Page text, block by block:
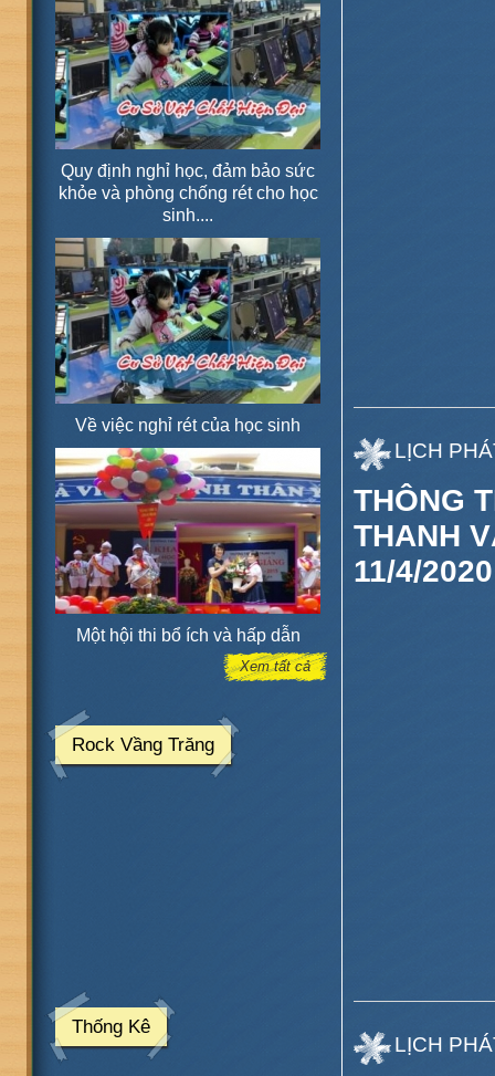
Quy định nghỉ học, đảm bảo sức
khỏe và phòng chống rét cho học
sinh....
Về việc nghỉ rét của học sinh
Một hội thi bổ ích và hấp dẫn
Xem tất cả
Rock Vầng Trăng
Thống Kê
LỊCH
THÔNG
THANH
11/4/
LỊCH